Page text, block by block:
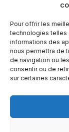
Pour offrir les
technologies telles
informations des
nous permettra de
de navigation ou
consentir ou de
sur certaines
e de
conduite
plus sûre
et plus
agréable.